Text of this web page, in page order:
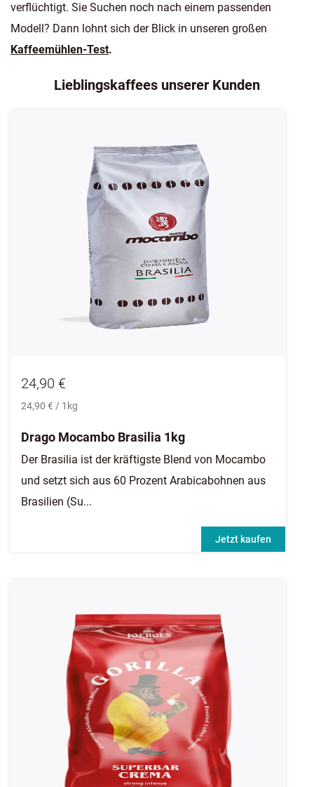
verflüchtigt. Sie Suchen noch nach einem passenden
Modell? Dann lohnt sich der Blick in unseren großen
Kaffeemühlen-Test.
Lieblingskaffees unserer Kunden
24,90 €
24,90 € / 1kg
Drago Mocambo Brasilia 1kg
Der Brasilia ist der kräftigste Blend von Mocambo
und setzt sich aus 60 Prozent Arabicabohnen aus
Brasilien (Su...
Jetzt kaufen